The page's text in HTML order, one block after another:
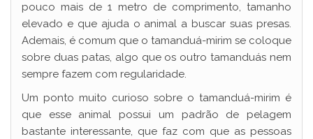
pouco mais de 1 metro de comprimento, tamanho
elevado e que ajuda o animal a buscar suas presas.
Ademais, é comum que o tamanduá-mirim se coloque
sobre duas patas, algo que os outro tamanduás nem
sempre fazem com regularidade.
Um ponto muito curioso sobre o tamanduá-mirim é
que esse animal possui um padrão de pelagem
bastante interessante, que faz com que as pessoas